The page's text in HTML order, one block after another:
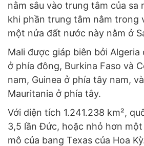
nằm sâu vào trung tâm của sa
khi phần trung tâm nằm trong
một nửa đất nước này nằm ở
Mali được giáp biên bởi Algeria
ở phía đông, Burkina Faso và
nam, Guinea ở phía tây nam,
Mauritania ở phía tây.
Với diện tích 1.241.238 km²,
3,5 lần Đức, hoặc nhỏ hơn
mô của bang Texas của Hoa